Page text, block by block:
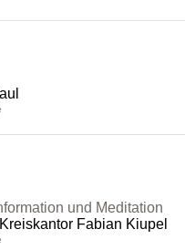
und Meditation
Kreiskantor Fabian Kiupel